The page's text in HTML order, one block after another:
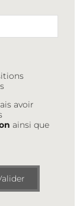
avoir
ainsi que